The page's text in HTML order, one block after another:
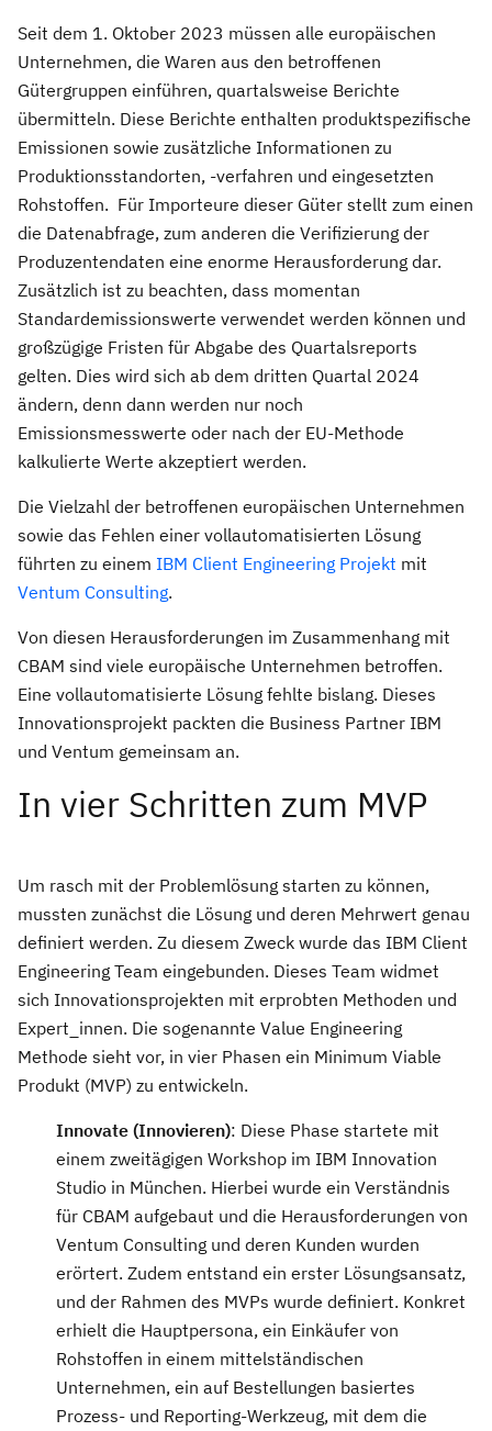
Seit dem 1. Oktober 2023 müssen alle europäischen
Unternehmen, die Waren aus den betroffenen
Gütergruppen einführen, quartalsweise Berichte
übermitteln. Diese Berichte enthalten produktspezifische
Emissionen sowie zusätzliche Informationen zu
Produktionsstandorten, -verfahren und eingesetzten
Rohstoffen. Für Importeure dieser Güter stellt zum einen
die Datenabfrage, zum anderen die Verifizierung der
Produzentendaten eine enorme Herausforderung dar.
Zusätzlich ist zu beachten, dass momentan
Standardemissionswerte verwendet werden können und
großzügige Fristen für Abgabe des Quartalsreports
gelten. Dies wird sich ab dem dritten Quartal 2024
ändern, denn dann werden nur noch
Emissionsmesswerte oder nach der EU-Methode
kalkulierte Werte akzeptiert werden.
Die Vielzahl der betroffenen europäischen Unternehmen
sowie das Fehlen einer vollautomatisierten Lösung
führten zu einem IBM Client Engineering Projekt mit
Ventum Consulting.
Von diesen Herausforderungen im Zusammenhang mit
CBAM sind viele europäische Unternehmen betroffen.
Eine vollautomatisierte Lösung fehlte bislang. Dieses
Innovationsprojekt packten die Business Partner IBM
und Ventum gemeinsam an.
In vier Schritten zum MVP
Um rasch mit der Problemlösung starten zu können,
mussten zunächst die Lösung und deren Mehrwert genau
definiert werden. Zu diesem Zweck wurde das IBM Client
Engineering Team eingebunden. Dieses Team widmet
sich Innovationsprojekten mit erprobten Methoden und
Expert_innen. Die sogenannte Value Engineering
Methode sieht vor, in vier Phasen ein Minimum Viable
Produkt (MVP) zu entwickeln.
Innovate (Innovieren): Diese Phase startete mit
einem zweitägigen Workshop im IBM Innovation
Studio in München. Hierbei wurde ein Verständnis
für CBAM aufgebaut und die Herausforderungen von
Ventum Consulting und deren Kunden wurden
erörtert. Zudem entstand ein erster Lösungsansatz,
und der Rahmen des MVPs wurde definiert. Konkret
erhielt die Hauptpersona, ein Einkäufer von
Rohstoffen in einem mittelständischen
Unternehmen, ein auf Bestellungen basiertes
Prozess- und Reporting-Werkzeug, mit dem die